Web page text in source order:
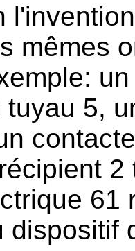
mêmes
tuyau 5,
61
dispositif